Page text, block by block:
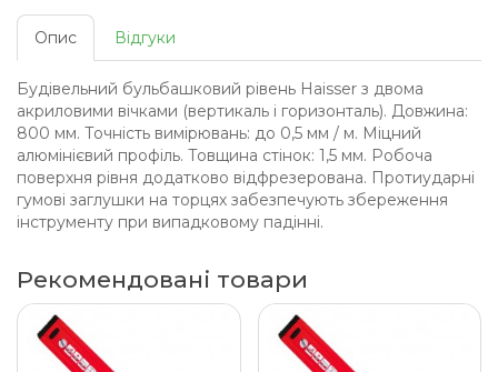
Опис Відгуки
Будівельний бульбашковий рівень Haisser з двома
акриловими вічками (вертикаль і горизонталь). Довжина:
800 мм. Точність вимірювань: до 0,5 мм / м. Міцний
алюмінієвий профіль. Товщина стінок: 1,5 мм. Робоча
поверхня рівня додатково відфрезерована. Протиударні
гумові заглушки на торцях забезпечують збереження
інструменту при випадковому падінні.
Рекомендовані товари